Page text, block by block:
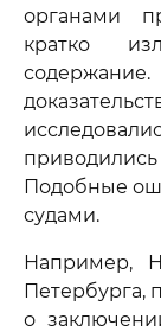
органами
кратко
Подобные
судами.
Например,
Петербурга,
о